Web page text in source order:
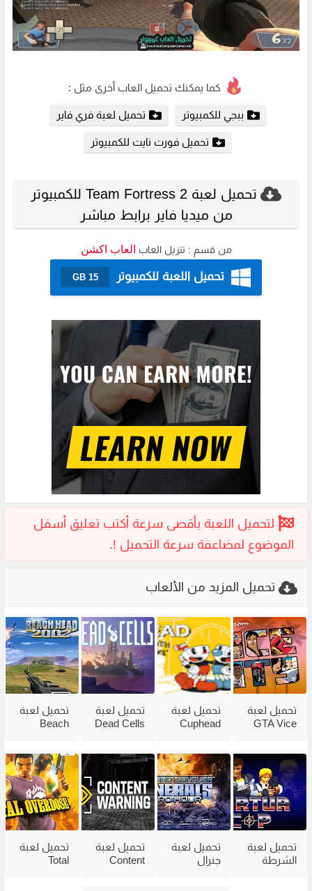
كما يمكنك تحميل العاب أخرى مثل :
ببجي للكمبيوتر تحميل لعبة فري فاير
تحميل فورت نايت للكمبيوتر
تحميل لعبة Team Fortress 2 للكمبيوتر
من ميديا فاير برابط مباشر
من قسم : تنزيل العاب العاب اكشن
تحميل اللعبة للكمبيوتر 15 GB
تحميل المزيد من الألعاب
تحميل لعبة
GTA Vice
مضغوطة
من ميديا
فاير
تحميل لعبة
Cuphead
فاير بحجم
صغير
تحميل لعبة
Dead Cells
الاضافات
تحميل لعبة
Beach
من ميديا
فاير
تحميل لعبة
الشرطة
تحميل لعبة
جنرال
تحميل لعبة
Content
تحميل لعبة
Total